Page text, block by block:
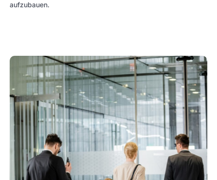
aufzubauen.